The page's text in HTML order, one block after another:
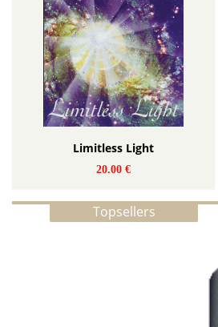
Limitless Light
20.00 €
Topsellers